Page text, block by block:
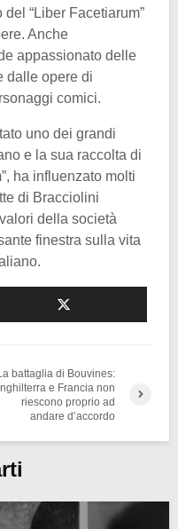
“Liber Facetiarum”
Anche
appassionato delle
dalle opere di
comici.
uno dei grandi
e la sua raccolta di
ha influenzato molti
di Bracciolini
della società
finestra sulla vita
battaglia di Bouvines:
e Francia non
riescono proprio ad
andare d’accordo